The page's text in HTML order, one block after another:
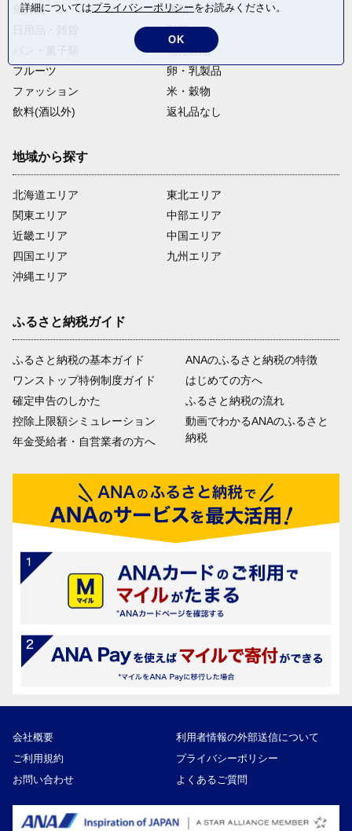
魚介類
麺類
野菜
電化製品
フルーツ
卵・乳製品
ファッション
米・穀物
飲料(酒以外)
返礼品なし
地域から探す
北海道エリア
関東エリア
近畿エリア
四国エリア
沖縄エリア
東北エリア
中部エリア
中国エリア
九州エリア
ふるさと納税ガイド
ふるさと納税の基本ガイド
ワンストップ特例制度ガイド
確定申告のしかた
控除上限額シミュレーション
年金受給者・自営業者の方へ
ANAのふるさと納税の特徴
はじめての方へ
ふるさと納税の流れ
動画でわかるANAのふるさと
納税
会社概要
利用者情報の外部送信について
ご利用規約
プライバシーポリシー
お問い合わせ
よくあるご質問
詳細についてはプライバシーポリシーをお読みください。
OK